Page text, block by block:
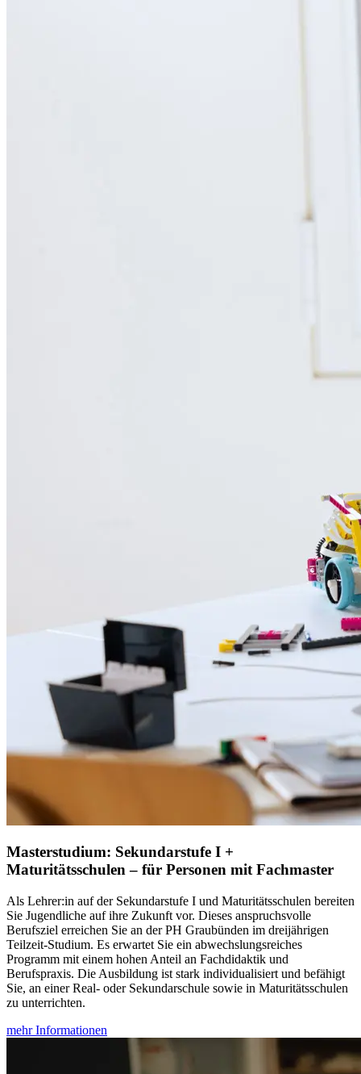
Masterstudium: Sekundarstufe I +
Maturitätsschulen – für Personen mit Fachmaster
Als Lehrer:in auf der Sekundarstufe I und Maturitätsschulen bereiten
Sie Jugendliche auf ihre Zukunft vor. Dieses anspruchsvolle
Berufsziel erreichen Sie an der PH Graubünden im dreijährigen
Teilzeit-Studium. Es erwartet Sie ein abwechslungsreiches
Programm mit einem hohen Anteil an Fachdidaktik und
Berufspraxis. Die Ausbildung ist stark individualisiert und befähigt
Sie, an einer Real- oder Sekundarschule sowie in Maturitätsschulen
zu unterrichten.
mehr Informationen